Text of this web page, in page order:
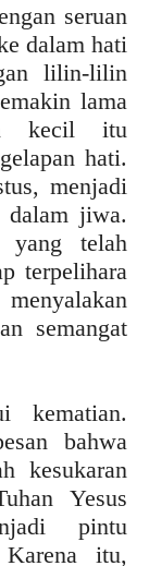
seruan
dalam hati
lilin-lilin
lama
kecil itu
hati.
menjadi
dalam jiwa.
yang telah
terpelihara
semangat
kematian.
bahwa
kesukaran
Yesus
pintu
itu,